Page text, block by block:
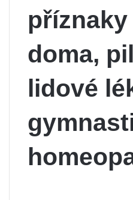
doma,
lidové